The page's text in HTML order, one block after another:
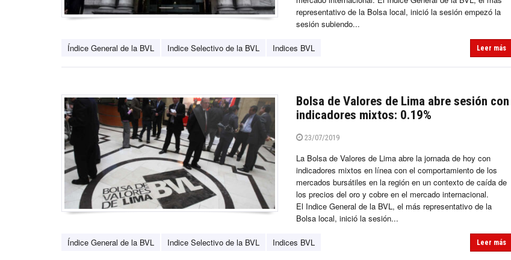
representativo de la Bolsa local, inició la sesión empezó la
sesión subiendo...
Índice General de la BVL Indice Selectivo de la BVL Indices BVL Leer más
Bolsa de Valores de Lima abre sesión con
indicadores mixtos: 0.19%
23/07/2019
La Bolsa de Valores de Lima abre la jornada de hoy con
indicadores mixtos en línea con el comportamiento de los
mercados bursátiles en la región en un contexto de caída de
los precios del oro y cobre en el mercado internacional.
El Indice General de la BVL, el más representativo de la
Bolsa local, inició la sesión...
Índice General de la BVL Indice Selectivo de la BVL Indices BVL Leer más